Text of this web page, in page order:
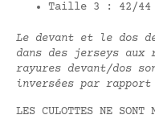
Taille 3 : 42/44
Le devant et le dos
dans des jerseys
rayures devant/dos
inversées par
LES CULOTTES NE SONT